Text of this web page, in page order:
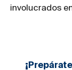
involucrados